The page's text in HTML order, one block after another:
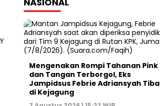
Mengenakan Rompi Tahanan Pink
dan Tangan Terborgol, Eks
Jampidsus Febrie Adriansyah Tiba
di Kejagung